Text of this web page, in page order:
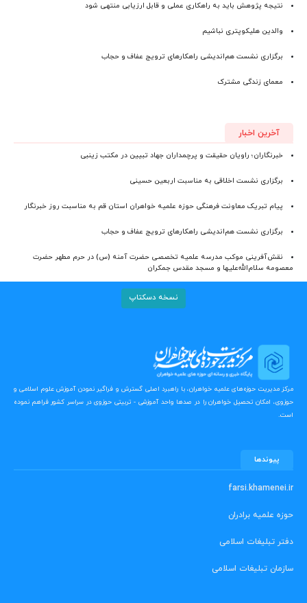
نتیجه پژوهش باید به راهکاری عملی و قابل ارزیابی منتهی شود
والدین هلیکوپتری نباشیم
برگزاری نشست هم‌اندیشی راهکارهای ترویج عفاف و حجاب
معمای زندگی مشترک
آخرین اخبار
خبرنگاران؛ راویان حقیقت و پرچمداران جهاد تبیین در مکتب زینبی
برگزاری نشست اخلاقی به مناسبت اربعین حسینی
پیام تبریک معاونت فرهنگی حوزه علمیه خواهران استان قم به مناسبت روز خبرنگار
برگزاری نشست هم‌اندیشی راهکارهای ترویج عفاف و حجاب
نقش‌آفرینی موکب مدرسه علمیه تخصصی حضرت آمنه (س) در حرم مطهر حضرت
معصومه سلام‌الله‌علیها و مسجد مقدس جمکران
نسخه دسکتاپ
مرکز مدیریت حوزه‌های علمیه خواهران، با راهبرد اصلی گسترش و فراگیر نمودن آموزش علوم اسلامی و
حوزوی، امکان تحصیل خواهران را در صدها واحد آموزشی - تربیتی حوزوی در سراسر کشور فراهم نموده
است.
پیوندها
farsi.khamenei.ir
حوزه علمیه برادران
دفتر تبلیغات اسلامی
سازمان تبلیغات اسلامی